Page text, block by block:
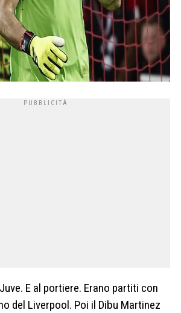
E al portiere. Erano partiti con
del Liverpool. Poi il Dibu Martinez